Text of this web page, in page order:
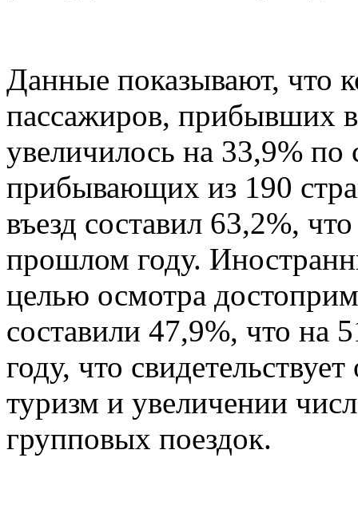
Данные показывают, что
пассажиров, прибывших в
увеличилось на 33,9%
прибывающих из 190
въезд составил 63,2%,
прошлом году.
целью осмотра
составили 47,9%, что
году, что
туризм и увеличении
групповых поездок.